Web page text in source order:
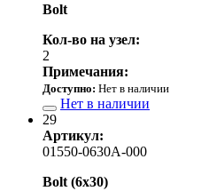
Bolt
Кол-во на узел:
2
Примечания:
Доступно: Нет в наличии
Нет в наличии
29
Артикул:
01550-0630A-000
Bolt (6x30)